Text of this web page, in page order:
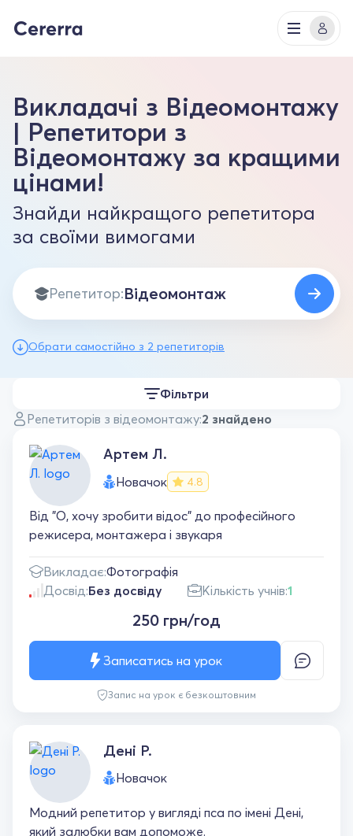
Викладачі з Відеомонтажу
| Репетитори з
Відеомонтажу за кращими
цінами!
Знайди найкращого репетитора
за своїми вимогами
Репетитор:
Обрати самостійно з 2 репетиторів
Репетиторів з відеомонтажу:2 знайдено
Фільтри
Артем Л.
Новачок 4.8
Від "О, хочу зробити відос" до професійного
режисера, монтажера і звукаря
Викладає:Фотографія
Досвід:Без досвіду Кількість учнів:1
250 грн/год
Запис на урок є безкоштовним
Записатись на урок
Дені Р.
Новачок
Модний репетитор у вигляді пса по імені Дені,
який залюбки вам допоможе.